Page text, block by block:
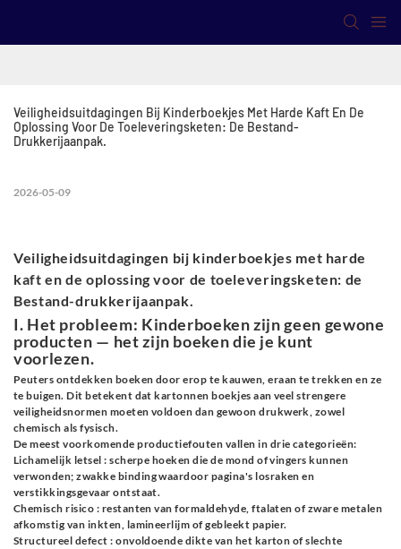
Veiligheidsuitdagingen Bij Kinderboekjes Met Harde Kaft En De
Oplossing Voor De Toeleveringsketen: De Bestand-
Drukkerijaanpak.
2026-05-09
Veiligheidsuitdagingen bij kinderboekjes met harde
kaft en de oplossing voor de toeleveringsketen: de
Bestand-drukkerijaanpak.
I. Het probleem: Kinderboeken zijn geen gewone
producten — het zijn boeken die je kunt
voorlezen.
Peuters ontdekken boeken door erop te kauwen, eraan te trekken en ze
te buigen. Dit betekent dat kartonnen boekjes aan veel strengere
veiligheidsnormen moeten voldoen dan gewoon drukwerk, zowel
chemisch als fysisch.
De meest voorkomende productiefouten vallen in drie categorieën:
Lichamelijk letsel : scherpe hoeken die de mond of vingers kunnen
verwonden; zwakke binding waardoor pagina's losraken en
verstikkingsgevaar ontstaat.
Chemisch risico : restanten van formaldehyde, ftalaten of zware metalen
afkomstig van inkten, lamineerlijm of gebleekt papier.
Structureel defect : onvoldoende dikte van het karton of slechte